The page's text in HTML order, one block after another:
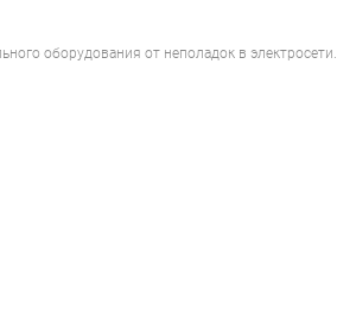
оборудования от неполадок в электросети.